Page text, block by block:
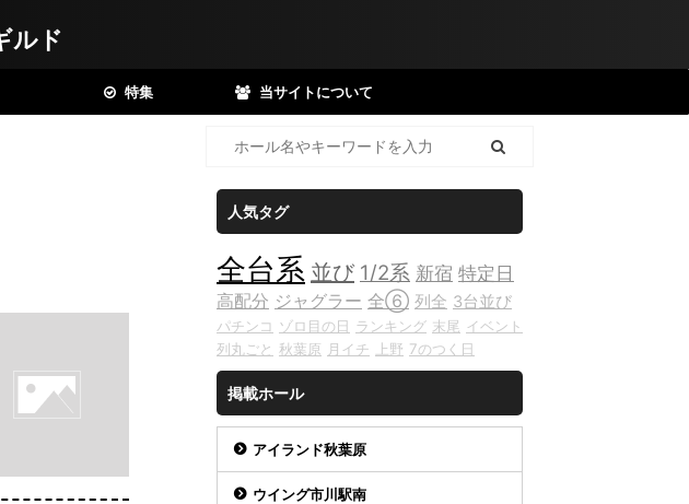
特集 当サイトについて
人気タグ
全台系 並び 1/2系 新宿 特定日
高配分 ジャグラー 全⑥ 列全 3台並び
パチンコ ゾロ目の日 ランキング 末尾 イベント
列丸ごと 秋葉原 月イチ 上野 7のつく日
掲載ホール
アイランド秋葉原
ウイング市川駅南